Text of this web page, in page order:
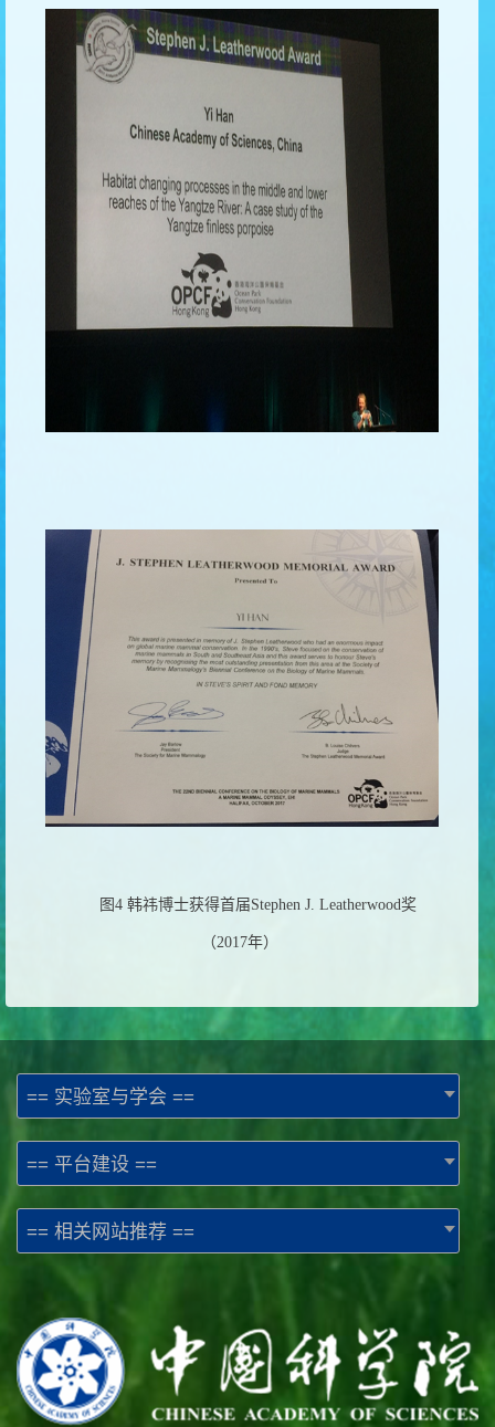
图4 韩祎博士获得首届Stephen J. Leatherwood奖
（2017年）
== 实验室与学会 ==
== 平台建设 ==
== 相关网站推荐 ==